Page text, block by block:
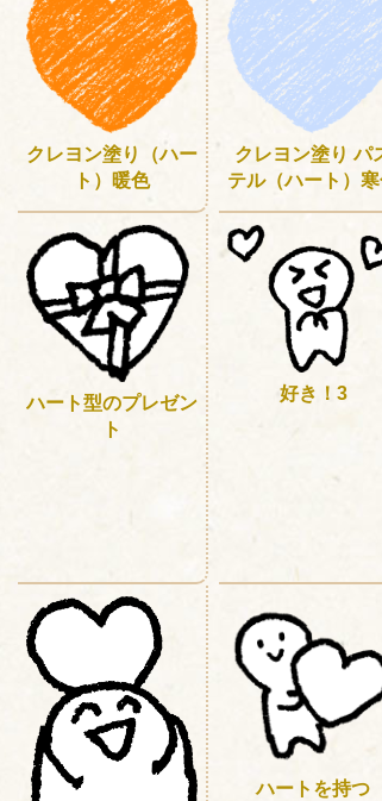
クレヨン塗り（ハー
ト）暖色
クレヨン塗り パ
テル（ハート）
ハート型のプレゼン
ト
好き！3
ハートを持つ